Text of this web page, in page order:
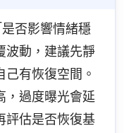
否影響情緒穩
波動，建議先靜
有恢復空間。
，過度曝光會延
評估是否恢復基